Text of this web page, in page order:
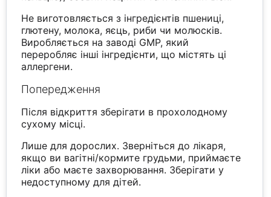
Не виготовляється з інгредієнтів пшениці,
глютену, молока, яєць, риби чи молюсків.
Виробляється на заводі GMP, який
переробляє інші інгредієнти, що містять ці
аллергени.
Попередження
Після відкриття зберігати в прохолодному
сухому місці.
Лише для дорослих. Зверніться до лікаря,
якщо ви вагітні/кормите грудьми, приймаєте
ліки або маєте захворювання. Зберігати у
недоступному для дітей.